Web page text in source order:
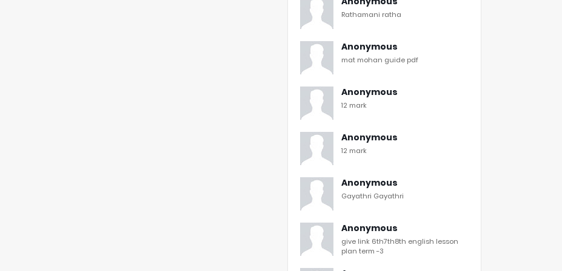
Rathamani ratha
Anonymous
mat mohan guide pdf
Anonymous
12 mark
Anonymous
12 mark
Anonymous
Gayathri Gayathri
Anonymous
give link 6th7th8th english lesson
plan term -3